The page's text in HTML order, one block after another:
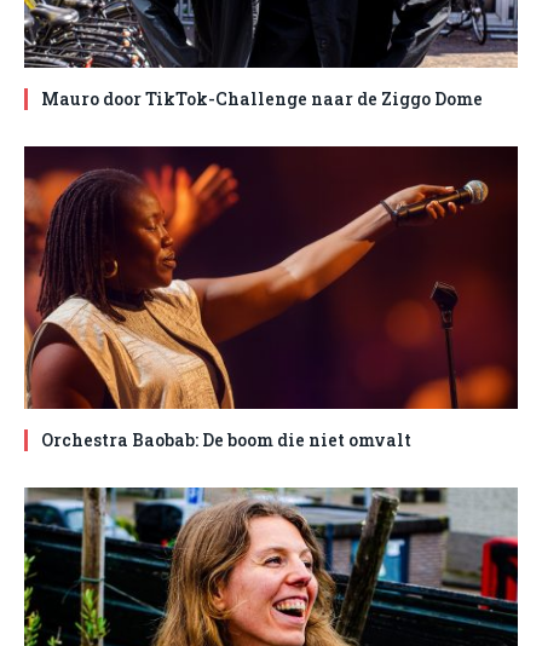
Mauro door TikTok-Challenge naar de Ziggo Dome
Orchestra Baobab: De boom die niet omvalt